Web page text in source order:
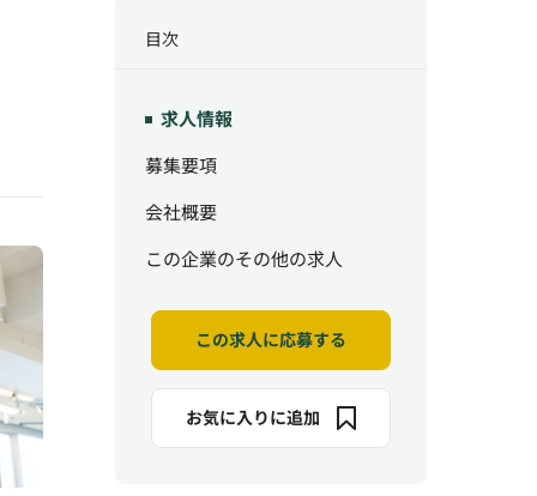
目次
求人情報
募集要項
会社概要
この企業のその他の求人
この求人に応募する
お気に入りに追加